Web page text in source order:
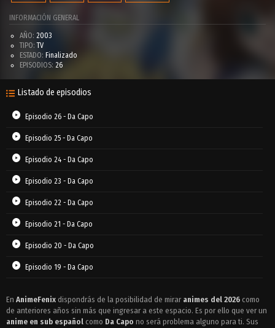
INFORMACIÓN GENERAL
AÑO: 2003
TIPO: TV
ESTADO: Finalizado
EPISODIOS: 26
Listado de episodios
Episodio 26 - Da Capo
Episodio 25 - Da Capo
Episodio 24 - Da Capo
Episodio 23 - Da Capo
Episodio 22 - Da Capo
Episodio 21 - Da Capo
Episodio 20 - Da Capo
Episodio 19 - Da Capo
Episodio 17 - Da Capo
En AnimeFenix dispondrás de la posibilidad de mirar animes del 2026 como
de anteriores años sin más que ingresar a este espacio. Es por ello que ver un
anime en sub español como Da Capo no será problema alguno para ti. Sus